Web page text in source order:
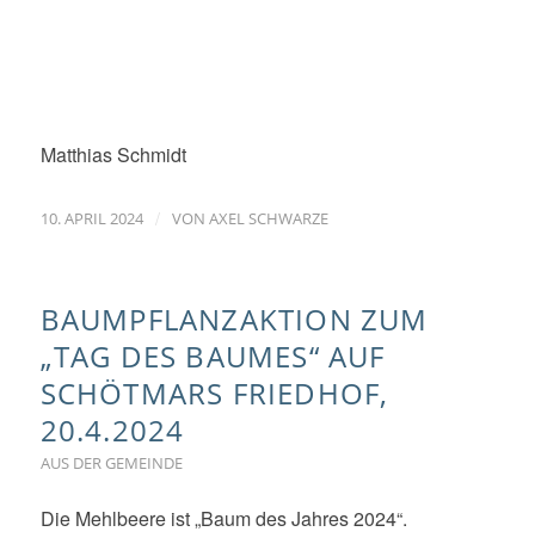
Matthias Schmidt
10. APRIL 2024 / VON AXEL SCHWARZE
BAUMPFLANZAKTION ZUM
„TAG DES BAUMES“ AUF
SCHÖTMARS FRIEDHOF,
20.4.2024
AUS DER GEMEINDE
Die Mehlbeere ist „Baum des Jahres 2024“.